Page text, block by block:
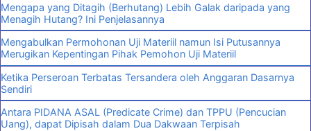
Mengapa yang Ditagih (Berhutang) Lebih Galak daripada yang
Menagih Hutang? Ini Penjelasannya
Mengabulkan Permohonan Uji Materiil namun Isi Putusannya
Merugikan Kepentingan Pihak Pemohon Uji Materiil
Ketika Perseroan Terbatas Tersandera oleh Anggaran Dasarnya
Sendiri
Antara PIDANA ASAL (Predicate Crime) dan TPPU (Pencucian
Uang), dapat Dipisah dalam Dua Dakwaan Terpisah